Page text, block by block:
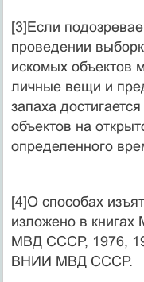
[3]Если
проведении
искомых объектов
личные вещи и
запаха
объектов на
определенного
[4]О способах
изложено в
МВД СССР, 1976,
ВНИИ МВД СССР.